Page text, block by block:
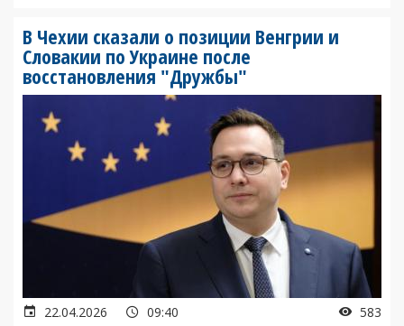
В Чехии сказали о позиции Венгрии и
Словакии по Украине после
восстановления "Дружбы"
22.04.2026 09:40 583